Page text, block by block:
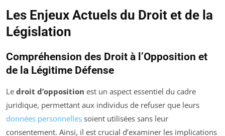
Les Enjeux Actuels du Droit et de la
Législation
Compréhension des Droit à l’Opposition et
de la Légitime Défense
Le droit d’opposition est un aspect essentiel du cadre
juridique, permettant aux individus de refuser que leurs
données personnelles soient utilisées sans leur
consentement. Ainsi, il est crucial d’examiner les implications